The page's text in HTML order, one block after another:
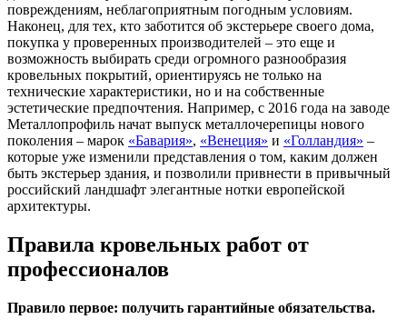
повреждениям, неблагоприятным погодным условиям.
Наконец, для тех, кто заботится об экстерьере своего дома,
покупка у проверенных производителей – это еще и
возможность выбирать среди огромного разнообразия
кровельных покрытий, ориентируясь не только на
технические характеристики, но и на собственные
эстетические предпочтения. Например, с 2016 года на заводе
Металлопрофиль начат выпуск металлочерепицы нового
поколения – марок «Бавария», «Венеция» и «Голландия» –
которые уже изменили представления о том, каким должен
быть экстерьер здания, и позволили привнести в привычный
российский ландшафт элегантные нотки европейской
архитектуры.
Правила кровельных работ от
профессионалов
Правило первое: получить гарантийные обязательства.